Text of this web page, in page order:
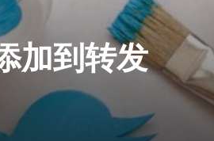
加到转发